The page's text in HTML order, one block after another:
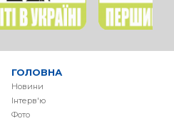
ГОЛОВНА
Новини
Інтерв'ю
Фото